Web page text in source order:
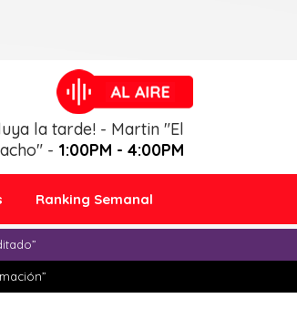
la tarde! - Martin "El
- 1:00PM - 4:00PM
Ranking Semanal